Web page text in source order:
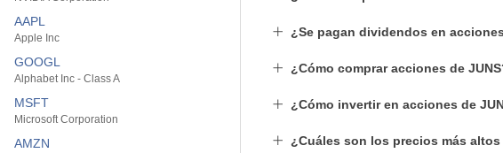
AAPL
Apple Inc
GOOGL
Alphabet Inc - Class A
MSFT
Microsoft Corporation
AMZN
¿Se pagan dividendos en acciones
¿Cómo comprar acciones de
¿Cómo invertir en acciones de
¿Cuáles son los precios más altos